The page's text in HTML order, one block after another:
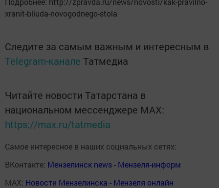
xranit-bliuda-novogodnego-stola
Следите за самым важным и интересным в
Telegram-канале Татмедиа
Читайте новости Татарстана в
национальном мессенджере MАХ:
https://max.ru/tatmedia
Самое интересное в наших социальных сетях:
ВКонтакте: Мензелинск news - Мензеля-информ
MAX: Новости Мензелинска - Мензеля онлайн